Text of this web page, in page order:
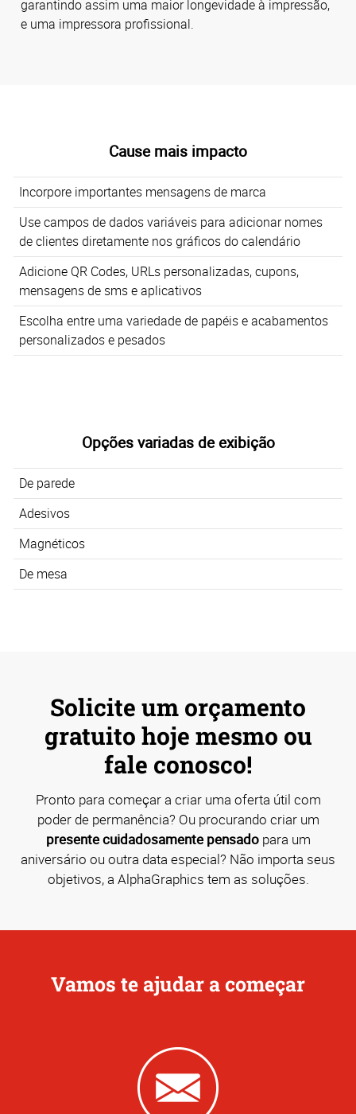
garantindo assim uma maior longevidade à impressão,
e uma impressora profissional.
Cause mais impacto
Incorpore importantes mensagens de marca
Use campos de dados variáveis para adicionar nomes
de clientes diretamente nos gráficos do calendário
Adicione QR Codes, URLs personalizadas, cupons,
mensagens de sms e aplicativos
Escolha entre uma variedade de papéis e acabamentos
personalizados e pesados
Opções variadas de exibição
De parede
Adesivos
Magnéticos
De mesa
Solicite um orçamento
gratuito hoje mesmo ou
fale conosco!
Pronto para começar a criar uma oferta útil com
poder de permanência? Ou procurando criar um
presente cuidadosamente pensadopara um
aniversário ou outra data especial? Não importa seus
objetivos, a AlphaGraphics tem as soluções.
Vamos te ajudar a começar